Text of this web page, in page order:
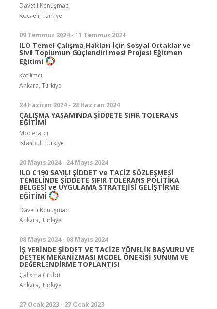
Davetli Konuşmacı
Kocaeli, Türkiye
09 Temmuz 2024 - 11 Temmuz 2024
ILO Temel Çalışma Hakları İçin Sosyal Ortaklar ve
Sivil Toplumun Güçlendirilmesi Projesi Eğitmen
Eğitimi
Katılımcı
Ankara, Türkiye
24 Haziran 2024 - 28 Haziran 2024
ÇALIŞMA YAŞAMINDA ŞİDDETE SIFIR TOLERANS
EĞİTİMİ
Moderatör
İstanbul, Türkiye
20 Mayıs 2024 - 24 Mayıs 2024
ILO C190 SAYILI ŞİDDET ve TACİZ SÖZLEŞMESİ
TEMELİNDE ŞİDDETE SIFIR TOLERANS POLİTİKA
BELGESİ ve UYGULAMA STRATEJİSİ GELİŞTİRME
EĞİTİMİ
Davetli Konuşmacı
Ankara, Türkiye
08 Mayıs 2024 - 08 Mayıs 2024
İŞ YERİNDE ŞİDDET VE TACİZE YÖNELİK BAŞVURU VE
DESTEK MEKANİZMASI MODEL ÖNERİSİ SUNUM VE
DEĞERLENDİRME TOPLANTISI
Çalışma Grubu
Ankara, Türkiye
27 Ocak 2023 - 27 Ocak 2023